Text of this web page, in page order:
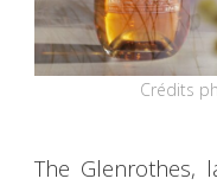
Crédits
The Glenrothes,